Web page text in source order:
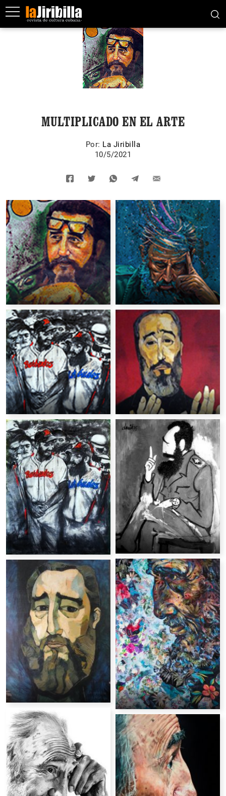
MULTIPLICADO EN EL ARTE
Por: La Jiribilla
10/5/2021